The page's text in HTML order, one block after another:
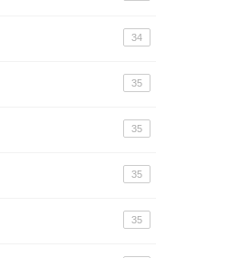
34
35
35
35
35